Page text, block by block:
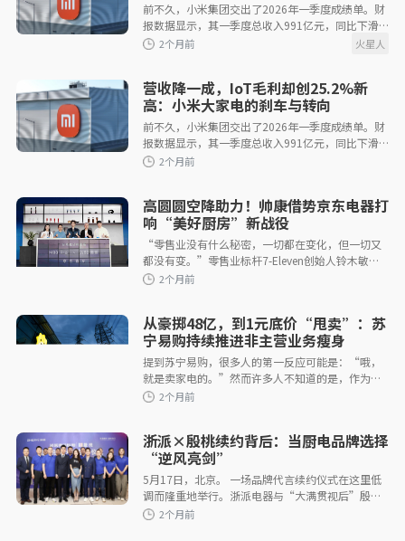
1个月前
1个月前
前不久，小米集团交出了2026年一季度成绩单。财
报数据显示，其一季度总收入991亿元，同比下滑
10.9%，这是自2023年第三季度以来首次出现季度
营收降一成，IoT毛利却创25.2%新
高：小米大家电的刹车与转向
前不久，小米集团交出了2026年一季度成绩单。财
报数据显示，其一季度总收入991亿元，同比下滑
10.9%，这是自2023年第三季度以来首次出现季度
高圆圆空降助力！帅康借势京东电器打
响“美好厨房”新战役
“零售业没有什么秘密，一切都在变化，但一切又
都没有变。”零售业标杆7-Eleven创始人铃木敏文
这句话，放在今天依然耐人寻味。渠道在变，技术
从豪掷48亿，到1元底价“甩卖”：苏
宁易购持续推进非主营业务瘦身
提到苏宁易购，很多人的第一反应可能是：“哦，
就是卖家电的。”然而许多人不知道的是，作为一
家凭家电起家的企业，却在过去的十余年间，将业
浙派×殷桃续约背后：当厨电品牌选择
“逆风亮剑”
5月17日，北京。 一场品牌代言续约仪式在这里低
调而隆重地举行。浙派电器与“大满贯视后”殷桃
再度携手，续写“实力派”与“实力派”的合作新